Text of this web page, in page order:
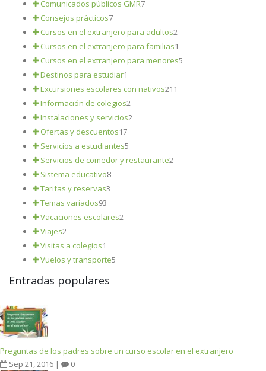
Comunicados públicos GMR7
Consejos prácticos7
Cursos en el extranjero para adultos2
Cursos en el extranjero para familias1
Cursos en el extranjero para menores5
Destinos para estudiar1
Excursiones escolares con nativos211
Información de colegios2
Instalaciones y servicios2
Ofertas y descuentos17
Servicios a estudiantes5
Servicios de comedor y restaurante2
Sistema educativo8
Tarifas y reservas3
Temas variados93
Vacaciones escolares2
Viajes2
Visitas a colegios1
Vuelos y transporte5
Entradas populares
Preguntas de los padres sobre un curso escolar en el extranjero
Sep 21, 2016 |
0